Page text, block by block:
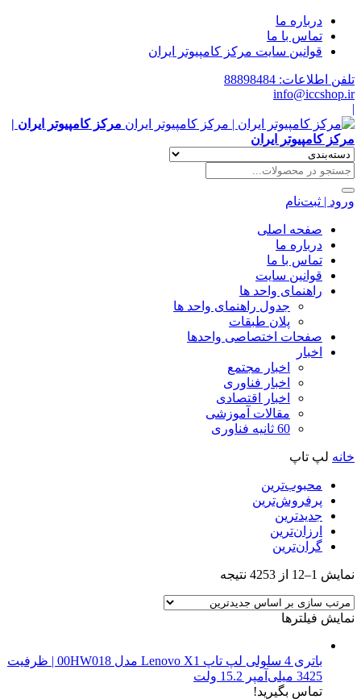
درباره ما
تماس با ما
قوانین سایت مرکز کامپیوتر ایران
تلفن اطلاعات: 88898484
info@iccshop.ir
|
مرکز کامپیوتر ایران |
مرکز کامپیوتر ایران
ورود | ثبت‌نام
صفحه اصلی
درباره ما
تماس با ما
قوانین سایت
راهنمای واحد ها
جدول راهنمای واحد ها
پلان طبقات
صفحات اختصاصی واحدها
اخبار
اخبار مجتمع
اخبار فناوری
اخبار اقتصادی
مقالات آموزشی
60 ثانیه فناوری
خانه لپ تاپ
محبوب‌ترین
پرفروش‌ترین
جدیدترین
ارزان‌ترین
گران‌ترین
نمایش 1–12 از 4253 نتیجه
latest
نمایش فیلترها
باتری 4 سلولی لپ تاپ Lenovo X1 مدل 00HW018 | ظرفیت
3425 میلی‌آمپر 15.2 ولت
تماس بگیرید!